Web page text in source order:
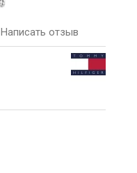
Написать отзыв